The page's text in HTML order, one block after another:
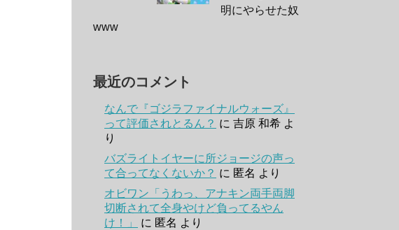
明にやらせた奴
www
最近のコメント
なんで『ゴジラファイナルウォーズ』
って評価されとるん？ に 吉原 和希 よ
り
バズライトイヤーに所ジョージの声っ
て合ってなくないか？ に 匿名 より
オビワン「うわっ、アナキン両手両脚
切断されて全身やけど負ってるやん
け！」
に 匿名 より